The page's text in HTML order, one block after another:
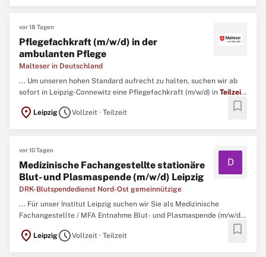
vor 18 Tagen
Pflegefachkraft (m/w/d) in der
ambulanten Pflege
Malteser in Deutschland
... Um unseren hohen Standard aufrecht zu halten, suchen wir ab
sofort in Leipzig-Connewitz eine Pflegefachkraft (m/w/d) in Teilzeit
location_on LeipzigscheduleVollzeit · Teilzeit bookmark
vor 10 Tagen
Medizinische Fachangestellte stationäre
Blut- und Plasmaspende (m/w/d) Leipzig
DRK-Blutspendedienst Nord-Ost gemeinnützige
D
... Für unser Institut Leipzig suchen wir Sie als Medizinische
Fachangestellte / MFA Entnahme Blut- und Plasmaspende (m/w/d)
verstärken unser Entnahme-Team im Institut Leipzig in
location_on LeipzigscheduleVollzeit · Teilzeit bookmark